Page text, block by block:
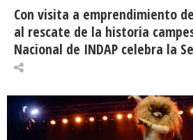
Con visita a emprendimiento
al rescate de la historia
Nacional de INDAP celebra la